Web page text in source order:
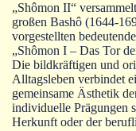
„Shômon II“
großen Bashô (1644-
vorgestellten
„Shômon I – Das Tor
Die bildkräftigen und
Alltagsleben verbindet
gemeinsame Ästhetik
individuelle Prägungen
Herkunft oder der